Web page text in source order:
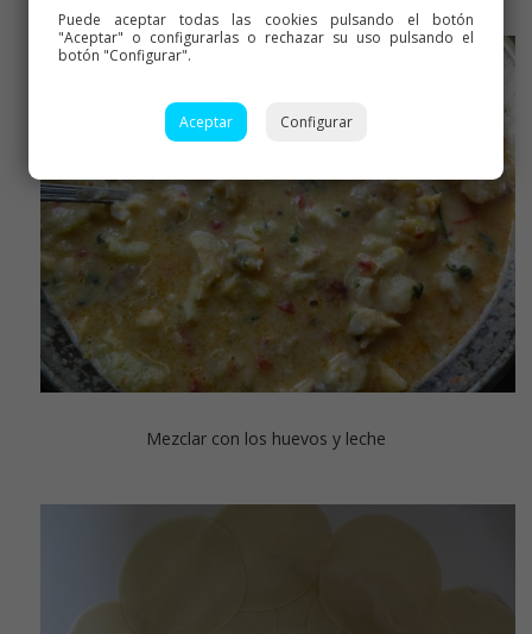
Mezclar con los huevos y leche
Puede aceptar todas las cookies pulsando el botón
"Aceptar" o configurarlas o rechazar su uso pulsando el
botón "Configurar".
Aceptar Configurar